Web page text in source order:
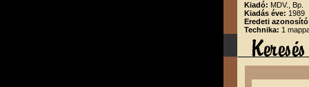
Kiadó: MDV., Bp.
Kiadás éve: 1989
Eredeti
Technika: 1